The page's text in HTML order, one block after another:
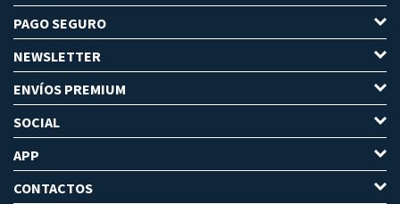
PAGO SEGURO
NEWSLETTER
ENVÍOS PREMIUM
SOCIAL
APP
CONTACTOS